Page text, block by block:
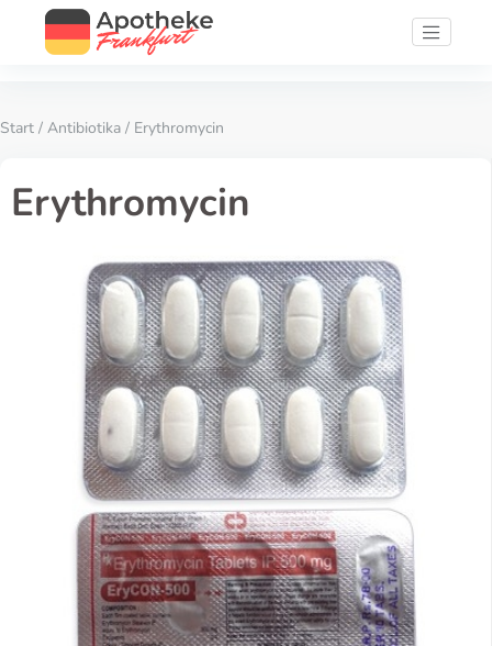
Start / Antibiotika / Erythromycin
Erythromycin